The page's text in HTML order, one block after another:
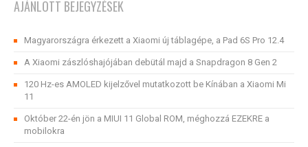
AJÁNLOTT BEJEGYZÉSEK
Magyarországra érkezett a Xiaomi új táblagépe, a Pad 6S Pro 12.4
A Xiaomi zászlóshajójában debütál majd a Snapdragon 8 Gen 2
120 Hz-es AMOLED kijelzővel mutatkozott be Kínában a Xiaomi Mi
11
Október 22-én jön a MIUI 11 Global ROM, méghozzá EZEKRE a
mobilokra